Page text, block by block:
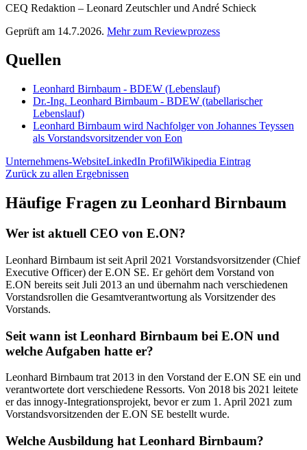
CEQ Redaktion – Leonard Zeutschler und André Schieck
Geprüft am 14.7.2026. Mehr zum Reviewprozess
Quellen
Leonhard Birnbaum - BDEW (Lebenslauf)
Dr.-Ing. Leonhard Birnbaum - BDEW (tabellarischer
Lebenslauf)
Leonhard Birnbaum wird Nachfolger von Johannes Teyssen
als Vorstandsvorsitzender von Eon
Unternehmens-WebsiteLinkedIn ProfilWikipedia Eintrag
Zurück zu allen Ergebnissen
Häufige Fragen zu Leonhard Birnbaum
Wer ist aktuell CEO von E.ON?
Leonhard Birnbaum ist seit April 2021 Vorstandsvorsitzender (Chief
Executive Officer) der E.ON SE. Er gehört dem Vorstand von
E.ON bereits seit Juli 2013 an und übernahm nach verschiedenen
Vorstandsrollen die Gesamtverantwortung als Vorsitzender des
Vorstands.
Seit wann ist Leonhard Birnbaum bei E.ON und
welche Aufgaben hatte er?
Leonhard Birnbaum trat 2013 in den Vorstand der E.ON SE ein und
verantwortete dort verschiedene Ressorts. Von 2018 bis 2021 leitete
er das innogy-Integrationsprojekt, bevor er zum 1. April 2021 zum
Vorstandsvorsitzenden der E.ON SE bestellt wurde.
Welche Ausbildung hat Leonhard Birnbaum?